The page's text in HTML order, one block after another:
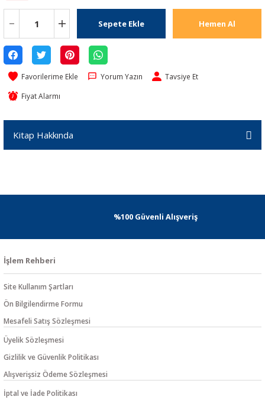
Sepete Ekle Hemen Al
Yorum Yazın Tavsiye Et
Fiyat Alarmı
Kitap Hakkında
%100 Güvenli Alışveriş
İşlem Rehberi
Site Kullanım Şartları
Ön Bilgilendirme Formu
Mesafeli Satış Sözleşmesi
Üyelik Sözleşmesi
Gizlilik ve Güvenlik Politikası
Alışverişsiz Ödeme Sözleşmesi
İptal ve İade Politikası